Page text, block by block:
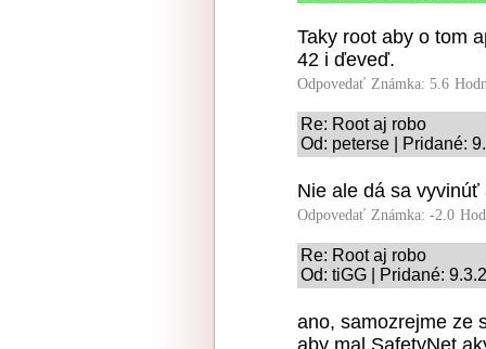
Taky root aby o tom
42 i ďeveď.
Odpovedať Známka: 5.6
Re: Root aj robo
Od: peterse | Pridané:
Nie ale dá sa
Odpovedať Známka: -2.0
Re: Root aj robo
Od: tiGG | Pridané:
ano, samozrejme ze
aby mal SafetyNet